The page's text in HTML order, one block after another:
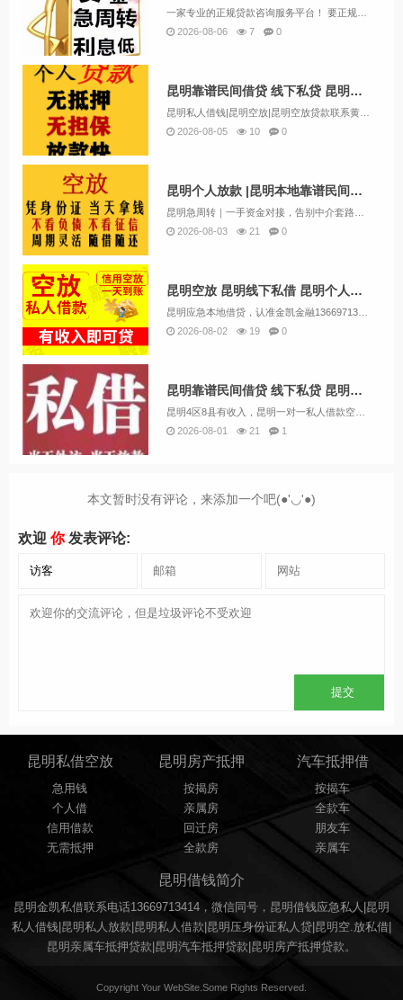
一家专业的正规贷款咨询服务平台！ 要正规，利息低，额度高，速度快就找金融！主营业务： 信用贷款类：护照贷，无抵押信用贷款，工资卡贷款 抵押类：房产抵押，汽车抵押 一：无抵押信用贷款：1小时左右放款&n...
2026-08-06
7 0
昆明靠谱民间借贷 线下私贷 昆明个人空放 上班族可借 无需抵押
2026-08-05
10 0
昆明个人放款 |昆明本地靠谱民间借贷 个人一手资金24小时下款
2026-08-03
21 0
昆明空放 昆明线下私借 昆明个人借钱好下款 24小时应急借钱
2026-08-02
19 0
昆明靠谱民间借贷 线下私贷 昆明个人空放 上班族可借 无需抵押
2026-08-01
21 1
本文暂时没有评论，来添加一个吧(●'◡'●)
欢迎 你 发表评论:
昆明私借空放
急用钱
个人借
信用借款
无需抵押
昆明房产抵押
按揭房
亲属房
回迁房
全款房
汽车抵押借
按揭车
全款车
朋友车
亲属车
昆明借钱简介
昆明金凯私借联系电话13669713414，微信同号，昆明借钱应急私人|昆明
私人借钱|昆明私人放款|昆明私人借款|昆明压身份证私人贷|昆明空.放私借|
昆明亲属车抵押贷款|昆明汽车抵押贷款|昆明房产抵押贷款。
Copyright Your WebSite.Some Rights Reserved.